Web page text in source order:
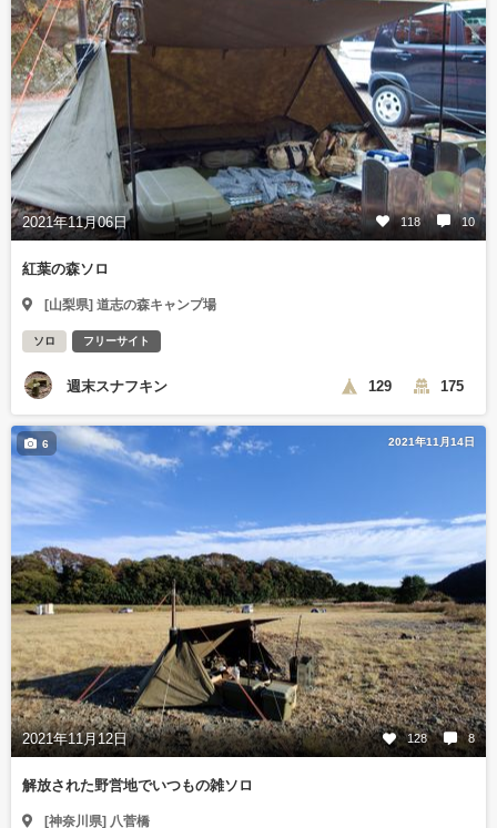
2021年11月06日 118 10
紅葉の森ソロ
[山梨県] 道志の森キャンプ場
ソロ フリーサイト
週末スナフキン 129 175
2021年11月14日
2021年11月12日 128 8
6
解放された野営地でいつもの雑ソロ
[神奈川県] 八菅橋